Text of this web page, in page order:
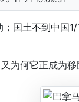
国土不到中国
何它正成为移